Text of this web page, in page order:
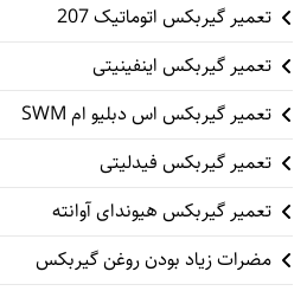
تعمیر گیربکس اتوماتیک 207
تعمیر گیربکس اینفینیتی
تعمیر گیربکس اس دبلیو ام SWM
تعمیر گیربکس فیدلیتی
تعمیر گیربکس هیوندای آوانته
مضرات زیاد بودن روغن گیربکس